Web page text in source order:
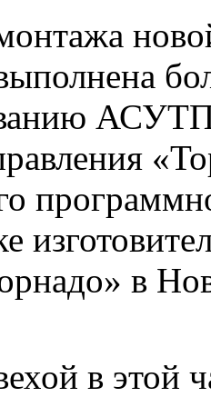
в
в этой